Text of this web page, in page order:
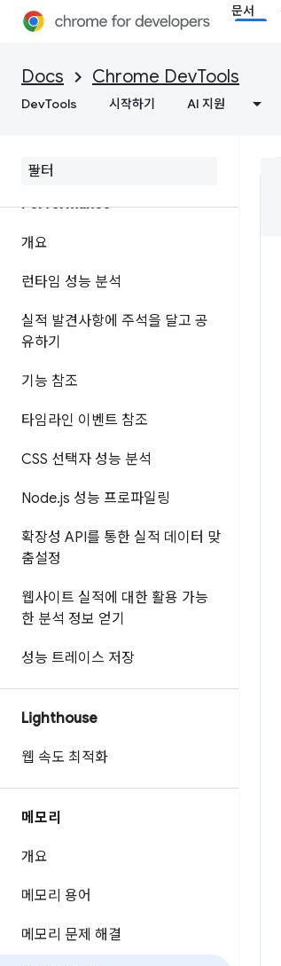
문서
Docs Chrome DevTools
DevTools 시작하기 AI 지원
개요
네트워크 활동 검사
기능 참조
Performance
개요
런타임 성능 분석
실적 발견사항에 주석을 달고 공
유하기
기능 참조
타임라인 이벤트 참조
CSS 선택자 성능 분석
Node.js 성능 프로파일링
확장성 API를 통한 실적 데이터 맞
춤설정
웹사이트 실적에 대한 활용 가능
한 분석 정보 얻기
성능 트레이스 저장
Lighthouse
웹 속도 최적화
메모리
개요
메모리 용어
메모리 문제 해결